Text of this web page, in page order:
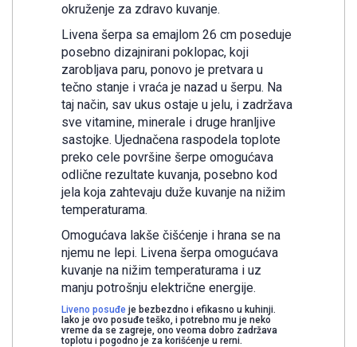
okruženje za zdravo kuvanje.
Livena šerpa sa emajlom 26 cm poseduje
posebno dizajnirani poklopac, koji
zarobljava paru, ponovo je pretvara u
tečno stanje i vraća je nazad u šerpu. Na
taj način, sav ukus ostaje u jelu, i zadržava
sve vitamine, minerale i druge hranljive
sastojke. Ujednačena raspodela toplote
preko cele površine šerpe omogućava
odlične rezultate kuvanja, posebno kod
jela koja zahtevaju duže kuvanje na nižim
temperaturama.
Omogućava lakše čišćenje i hrana se na
njemu ne lepi. Livena šerpa omogućava
kuvanje na nižim temperaturama i uz
manju potrošnju električne energije.
Liveno posuđe je bezbezdno i efikasno u kuhinji.
Iako je ovo posuđe teško, i potrebno mu je neko
vreme da se zagreje, ono veoma dobro zadržava
toplotu i pogodno je za korišćenje u rerni.